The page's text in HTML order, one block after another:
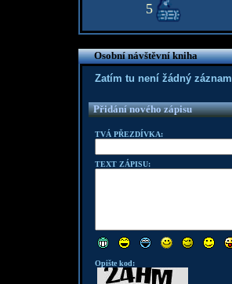
5
Osobní návštěvní kniha
Zatím tu není žádný záznam
Přidání nového zápisu
TVÁ PŘEZDÍVKA:
TEXT ZÁPISU:
Opište kod: